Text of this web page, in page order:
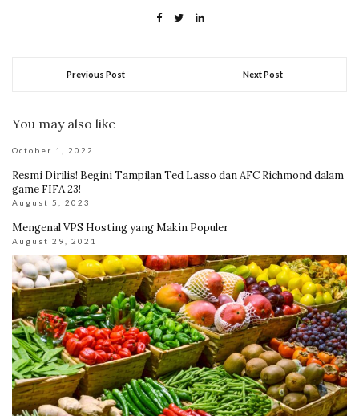
Previous Post Next Post
You may also like
October 1, 2022
Resmi Dirilis! Begini Tampilan Ted Lasso dan AFC Richmond dalam
game FIFA 23!
August 5, 2023
Mengenal VPS Hosting yang Makin Populer
August 29, 2021